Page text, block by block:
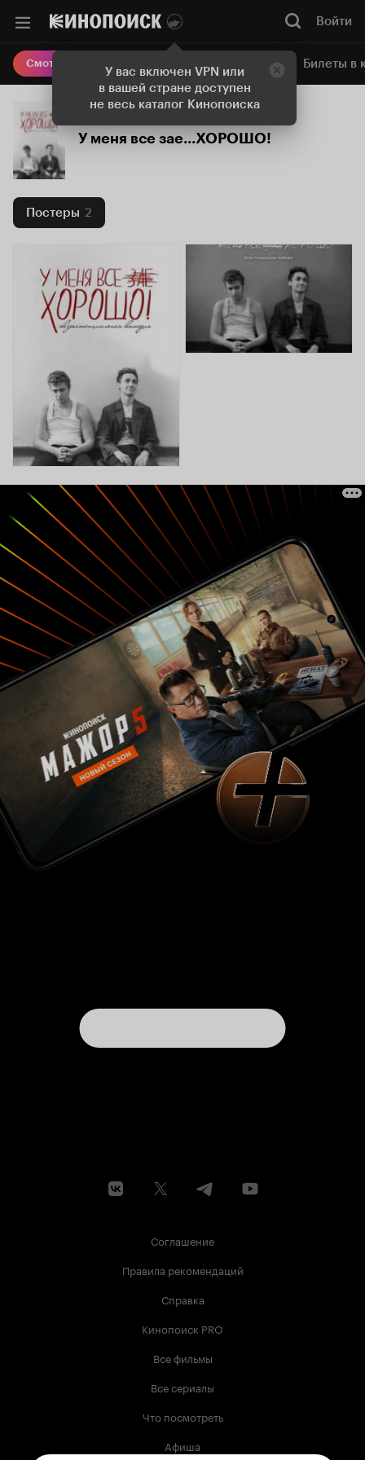
У вас включен VPN или
в вашей стране доступен
не весь каталог Кинопоиска
Войти
Смотреть кино Онлайн-кинотеатр Билеты в
У меня все зае...ХОРОШО!
Постеры 2
Соглашение
Правила рекомендаций
Справка
Кинопоиск PRO
Все фильмы
Все сериалы
Что посмотреть
Афиша